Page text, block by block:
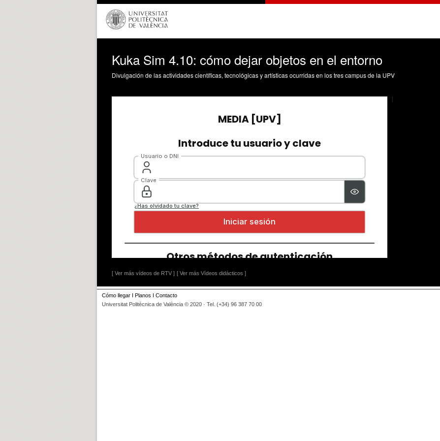
Kuka Sim 4.10: cómo dejar objetos en el entorno
Divulgación de las actividades científicas, tecnológicas y artísticas ocurridas en los tres campus de la UPV
[ Ver más vídeos de RTV ] [ Ver más Vídeos didácticos ]
Cómo llegar I Planos I Contacto
Universitat Politècnica de València © 2020 · Tel. (+34) 96 387 70 00